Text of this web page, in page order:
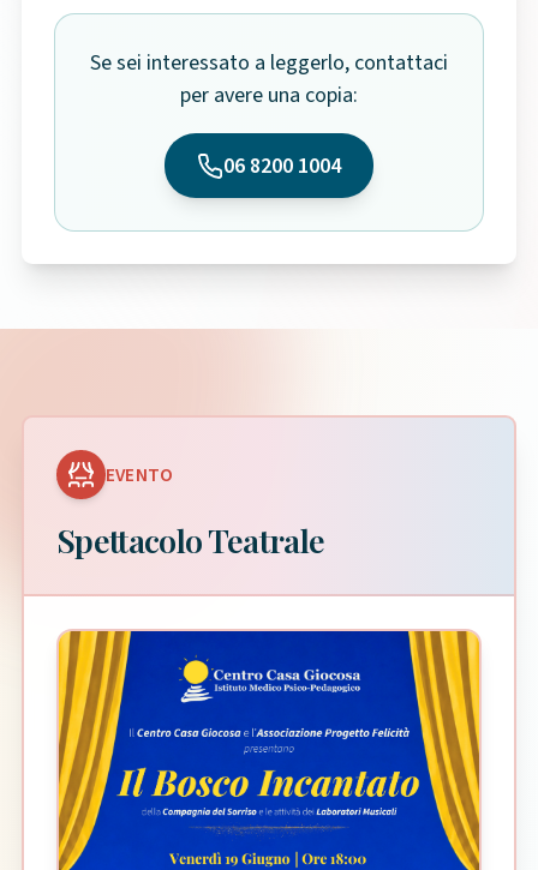
Se sei interessato a leggerlo, contattaci
per avere una copia:
06 8200 1004
EVENTO
Spettacolo Teatrale